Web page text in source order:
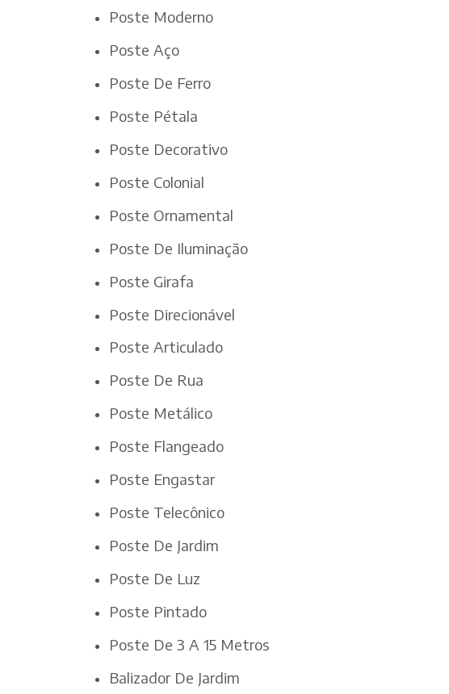
Poste Moderno
Poste Aço
Poste De Ferro
Poste Pétala
Poste Decorativo
Poste Colonial
Poste Ornamental
Poste De Iluminação
Poste Girafa
Poste Direcionável
Poste Articulado
Poste De Rua
Poste Metálico
Poste Flangeado
Poste Engastar
Poste Telecônico
Poste De Jardim
Poste De Luz
Poste Pintado
Poste De 3 A 15 Metros
Balizador De Jardim